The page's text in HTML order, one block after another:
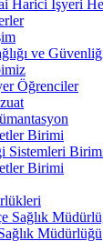
Harici İşyeri
ve
Öğrenciler
Birimi
Sistemleri
Birimi
Sağlık
Müdürlüğü